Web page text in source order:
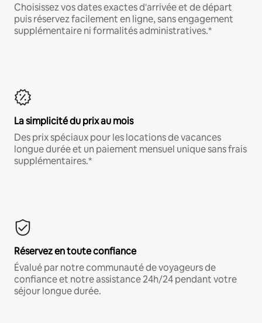
Choisissez vos dates exactes d'arrivée et de départ
puis réservez facilement en ligne, sans engagement
supplémentaire ni formalités administratives.*
La simplicité du prix au mois
Des prix spéciaux pour les locations de vacances
longue durée et un paiement mensuel unique sans frais
supplémentaires.*
Réservez en toute confiance
Évalué par notre communauté de voyageurs de
confiance et notre assistance 24h/24 pendant votre
séjour longue durée.